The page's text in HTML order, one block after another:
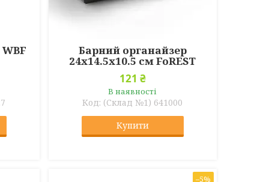
Барний органайзер
24х14.5х10.5 см FoREST
121 ₴
В наявності
(Склад №1) 641000
Купити
–5%